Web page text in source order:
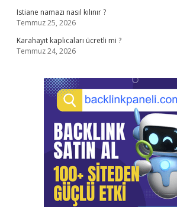
Istiane namazı nasıl kılınır ?
Temmuz 25, 2026
Karahayıt kaplıcaları ücretli mi ?
Temmuz 24, 2026